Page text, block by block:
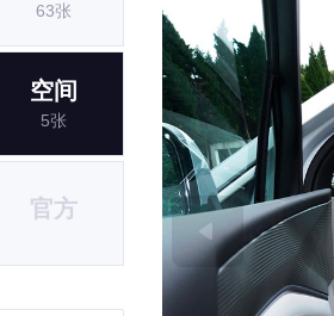
63张
空间
5张
官方